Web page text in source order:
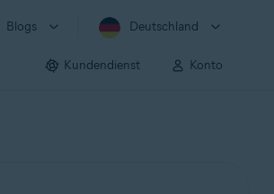
Blogs Deutschland
Kundendienst Konto